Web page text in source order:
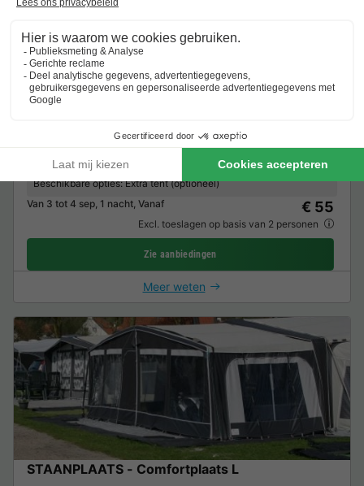
STAANPLAATS - Comfortplaats L kinderveld
autovrij
120m2
Inbegrepen in de prijs:
Elektrische aansluiting 10A
Wateraansluiting
Beschikbare opties:Extra tent (optioneel)
Van 3 tot 4 sep, 1 nacht, Vanaf
€ 55
Excl. toeslagen op basis van 2 personen
Zie aanbiedingen
Meer weten
STAANPLAATS - Comfortplaats L